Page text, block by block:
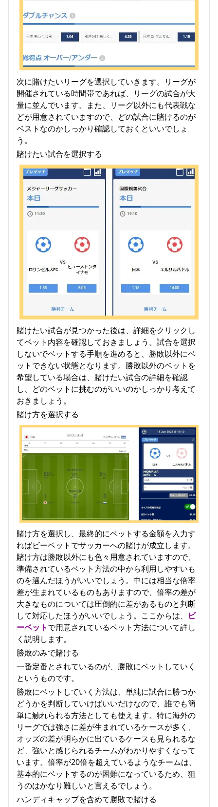
次に賭けたいリーグを選択していきます。リーグが
開催されている時間帯であれば、リーグの試合が大
量に並んでいます。また、リーグ以外にも代表戦な
どが用意されていますので、どの試合に賭けるのが
ベストなのかしっかり確認しておくといいでしょ
う。
賭けたい試合を選択する
賭けたい試合が見つかった後は、詳細をクリックし
てベット内容を確認しておきましょう。試合を選択
しないでベットする手順を進めると、勝敗以外にベ
ットできない状態となります。勝敗以外のベットを
希望している場合は、賭けたい試合の詳細を確認
し、どのベットに挑むのがいいのかしっかり考えて
おきましょう。
賭け方を選択する
賭け方を選択し、最終的にベットする金額を入力す
ればビーベットでサッカーへの賭けが成立します。
賭け方は勝敗以外にも色々用意されていますので、
準備されているベット方法の中から利用しやすいも
のを選んだほうがいいでしょう。中には相当な倍率
差が生まれているものもありますので、倍率の差が
大きなものについては圧倒的に差があるものと判断
して対応したほうがいいでしょう。ここからは、
ビ
ーベットで用意されているベット方法について詳し
く説明します。
勝敗のみで賭ける
一番定番とされているのが、勝敗にベットしていく
というものです。
勝敗にベットしていく方法は、単純に試合に勝つか
どうかを判断していけばいいだけなので、誰でも簡
単に触れられる方法としても使えます。特に海外の
リーグでは強さに差が生まれているケースが多く、
オッズの差が明らかに出ているケースも見られるな
ど、強いと感じられるチームがわかりやすくなって
います。倍率が20倍を超えているようなチームは、
基本的にベットするのが困難になっているため、狙
うのはかなり難しいと言えるでしょう。
ハンディキャップを含めて勝敗で賭ける